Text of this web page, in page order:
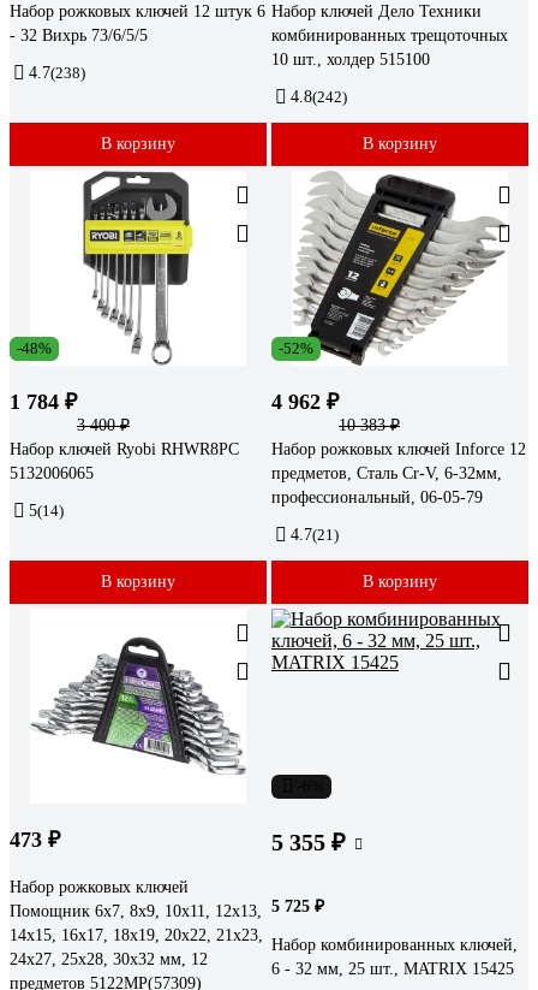
Набор рожковых ключей 12 штук 6
- 32 Вихрь 73/6/5/5
4.7(238)
В корзину
Набор ключей Дело Техники
комбинированных трещоточных
10 шт., холдер 515100
4.8(242)
В корзину
-48%
1 784 ₽
3 400 ₽
Набор ключей Ryobi RHWR8PC
5132006065
5(14)
В корзину
-52%
4 962 ₽
10 383 ₽
Набор рожковых ключей Inforce 12
предметов, Сталь Cr-V, 6-32мм,
профессиональный, 06-05-79
4.7(21)
В корзину
473 ₽
Набор рожковых ключей
Помощник 6x7, 8x9, 10x11, 12x13,
14x15, 16x17, 18x19, 20x22, 21x23,
24x27, 25x28, 30x32 мм, 12
предметов 5122MP(57309)
5 355 ₽
5 725 ₽
Набор комбинированных ключей,
6 - 32 мм, 25 шт., MATRIX 15425